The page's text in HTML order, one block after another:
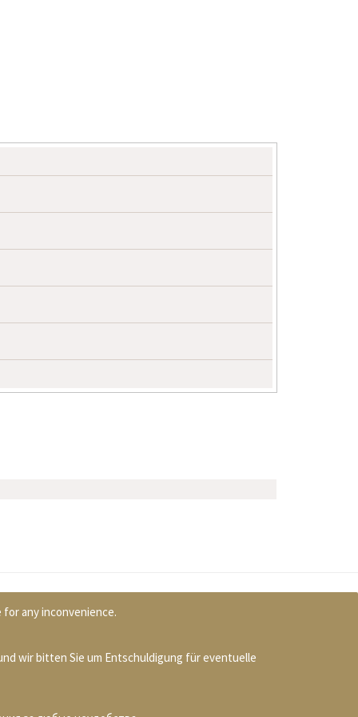
any inconvenience.
wir bitten Sie um Entschuldigung für eventuelle